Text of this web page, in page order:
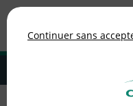
MENUContinuer sans